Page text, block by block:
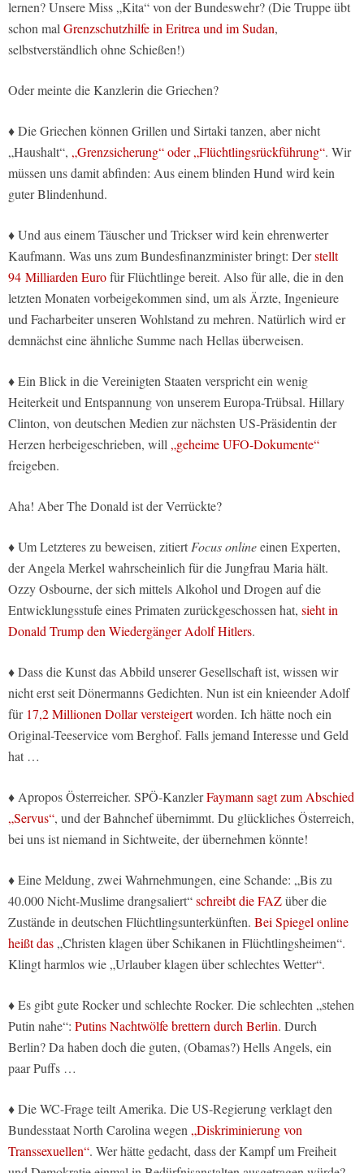
lernen? Unsere Miss „Kita“ von der Bundeswehr? (Die Truppe übt
schon malGrenzschutzhilfe in Eritrea und im Sudan,
selbstverständlich ohne Schießen!)
Oder meinte die Kanzlerin die Griechen?
♦ Die Griechen können Grillen und Sirtaki tanzen, aber nicht
„Haushalt“, „Grenzsicherung“ oder „Flüchtlingsrückführung“. Wir
müssen uns damit abfinden: Aus einem blinden Hund wird kein
guter Blindenhund.
♦ Und aus einem Täuscher und Trickser wird kein ehrenwerter
Kaufmann. Was uns zum Bundesfinanzminister bringt: Derstellt
94 Milliarden Eurofür Flüchtlinge bereit. Also für alle, die in den
letzten Monaten vorbeigekommen sind, um als Ärzte, Ingenieure
und Facharbeiter unseren Wohlstand zu mehren. Natürlich wird er
demnächst eine ähnliche Summe nach Hellas überweisen.
♦ Ein Blick in die Vereinigten Staaten verspricht ein wenig
Heiterkeit und Entspannung von unserem Europa-Trübsal. Hillary
Clinton, von deutschen Medien zur nächsten US-Präsidentin der
Herzen herbeigeschrieben, will„geheime UFO-Dokumente“
freigeben.
Aha! Aber The Donald ist der Verrückte?
♦ Um Letzteres zu beweisen, zitiertFocus onlineeinen Experten,
der Angela Merkel wahrscheinlich für die Jungfrau Maria hält.
Ozzy Osbourne, der sich mittels Alkohol und Drogen auf die
Entwicklungsstufe eines Primaten zurückgeschossen hat, sieht in
Donald Trump den Wiedergänger Adolf Hitlers.
♦ Dass die Kunst das Abbild unserer Gesellschaft ist, wissen wir
nicht erst seit Dönermanns Gedichten. Nun ist ein knieender Adolf
für 17,2 Millionen Dollar versteigertworden. Ich hätte noch ein
Original-Teeservice vom Berghof. Falls jemand Interesse und Geld
hat …
♦ Apropos Österreicher. SPÖ-KanzlerFaymann sagt zum Abschied
„Servus“, und der Bahnchef übernimmt. Du glückliches Österreich,
bei uns ist niemand in Sichtweite, der übernehmen könnte!
♦ Eine Meldung, zwei Wahrnehmungen, eine Schande: „Bis zu
40.000 Nicht-Muslime drangsaliert“schreibt die FAZüber die
Zustände in deutschen Flüchtlingsunterkünften. Bei Spiegel online
heißt das„Christen klagen über Schikanen in Flüchtlingsheimen“.
Klingt harmlos wie „Urlauber klagen über schlechtes Wetter“.
♦ Es gibt gute Rocker und schlechte Rocker. Die schlechten „stehen
Putin nahe“: Putins Nachtwölfe brettern durch Berlin. Durch
Berlin? Da haben doch die guten, (Obamas?) Hells Angels, ein
paar Puffs …
♦ Die WC-Frage teilt Amerika. Die US-Regierung verklagt den
Bundesstaat North Carolina wegen„Diskriminierung von
Transsexuellen“. Wer hätte gedacht, dass der Kampf um Freiheit